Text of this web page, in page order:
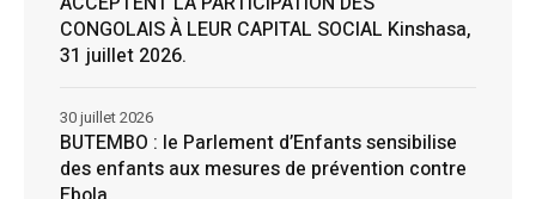
CONGOLAIS À LEUR CAPITAL SOCIAL Kinshasa,
31 juillet 2026.
BUTEMBO : le Parlement d’Enfants sensibilise
des enfants aux mesures de prévention contre
30 juillet 2026